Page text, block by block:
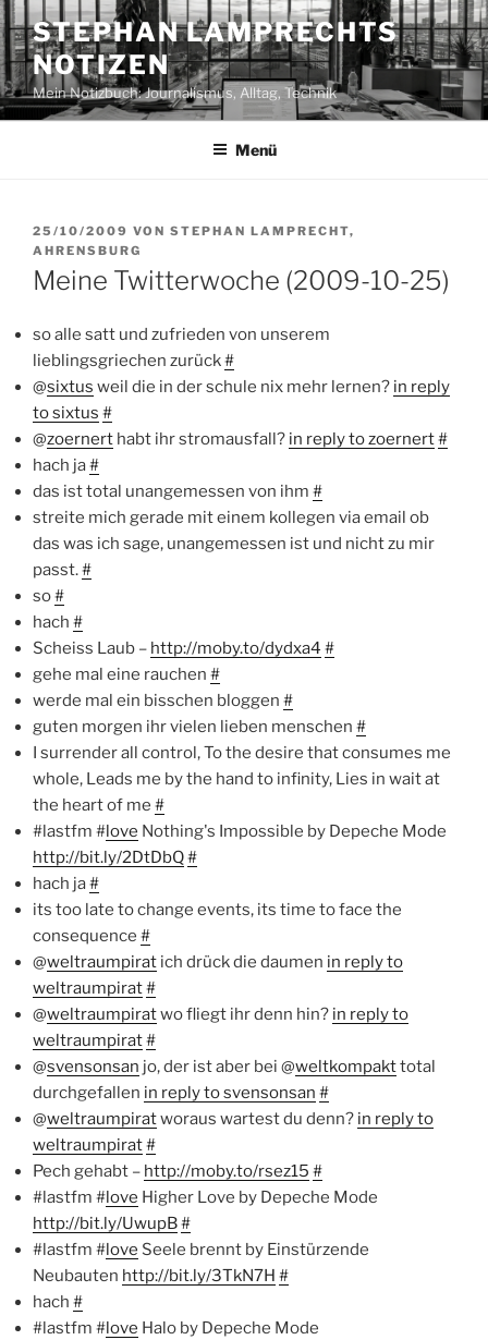
Zum
Inhalt
springen
STEPHAN LAMPRECHTS
NOTIZEN
Mein Notizbuch: Journalismus, Alltag, Technik
Menü
VERÖFFENTLICHT
AM
25/10/2009 VON STEPHAN LAMPRECHT,
AHRENSBURG
Meine Twitterwoche (2009-10-25)
so alle satt und zufrieden von unserem
lieblingsgriechen zurück#
@sixtus weil die in der schule nix mehr lernen? in reply
to sixtus #
@zoernert habt ihr stromausfall? in reply to zoernert#
hach ja#
das ist total unangemessen von ihm #
streite mich gerade mit einem kollegen via email ob
das was ich sage, unangemessen ist und nicht zu mir
passt.#
so#
hach #
Scheiss Laub – http://moby.to/dydxa4 #
gehe mal eine rauchen #
werde mal ein bisschen bloggen #
guten morgen ihr vielen lieben menschen #
I surrender all control, To the desire that consumes me
whole, Leads me by the hand to infinity, Lies in wait at
the heart of me #
#lastfm #love Nothing's Impossible by Depeche Mode
http://bit.ly/2DtDbQ#
hach ja#
its too late to change events, its time to face the
consequence #
@weltraumpirat ich drück die daumen in reply to
weltraumpirat#
@weltraumpiratwo fliegt ihr denn hin? in reply to
weltraumpirat#
@svensonsan jo, der ist aber bei @weltkompakttotal
durchgefallen in reply to svensonsan #
@weltraumpiratworaus wartest du denn? in reply to
weltraumpirat#
Pech gehabt – http://moby.to/rsez15 #
#lastfm #love Higher Love by Depeche Mode
http://bit.ly/UwupB#
#lastfm #love Seele brennt by Einstürzende
Neubauten http://bit.ly/3TkN7H #
hach #
#lastfm #love Halo by Depeche Mode